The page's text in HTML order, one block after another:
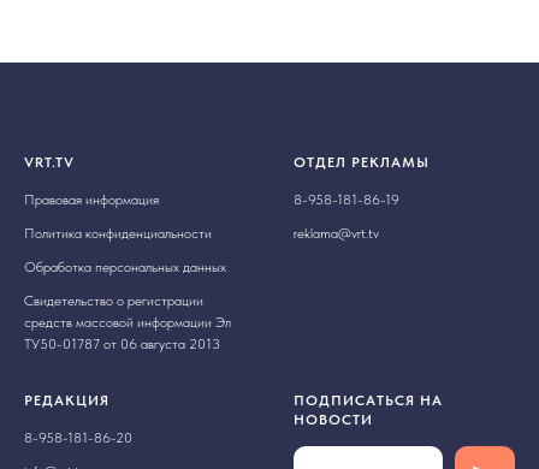
VRT.TV
Правовая информация
Политика конфиденциальности
Обработка персональных данных
Свидетельство о регистрации
средств массовой информации Эл
ТУ50-01787 от 06 августа 2013
ОТДЕЛ РЕКЛАМЫ
8-958-181-86-19
reklama@vrt.tv
РЕДАКЦИЯ
8-958-181-86-20
ПОДПИСАТЬСЯ НА
НОВОСТИ